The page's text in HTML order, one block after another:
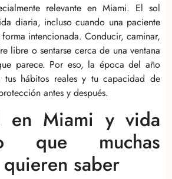
relevante en Miami. El sol
diaria, incluso cuando una paciente
intencionada. Conducir, caminar,
libre o sentarse cerca de una ventana
parece. Por eso, la época del año
tus hábitos reales y tu capacidad de
antes y después.
en Miami y vida
que muchas
saber